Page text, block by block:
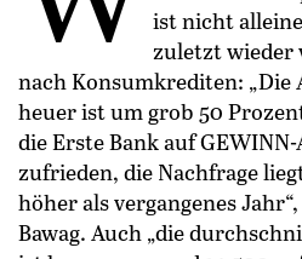
ist nicht
zuletzt wieder
nach Konsumkrediten: „Die
heuer ist um grob 50
die Erste Bank auf
zufrieden, die Nachfrage
höher als vergangenes
Bawag. Auch „die